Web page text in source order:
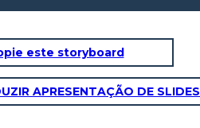
este storyboard
APRESENTAÇÃO DE SLIDES